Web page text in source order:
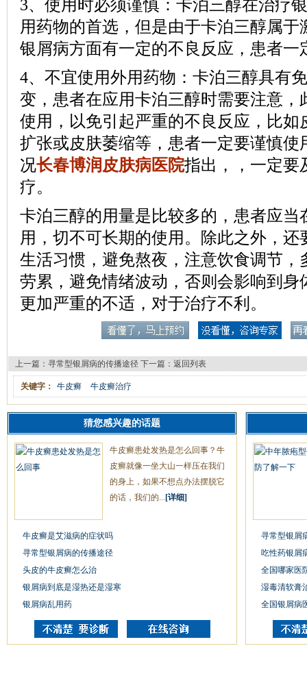
3、使用时必须谨慎：卡泊三醇在治疗
用药物的首选，但是由于卡泊三醇属于
银屑病方面有一定的不良反应，患者一
4、不宜使用外用药物：卡泊三醇具有
变，患者在应用卡泊三醇时需要注意，
使用，以免引起严重的不良反应，比如
扩张或皮肤萎缩等，患者一定要谨慎使
况长春博润皮肤病医院指出，，一定要
疗。
卡泊三醇的用量是比较多的，患者应当
用，切不可长期的使用。除此之外，还
生活习惯，避免熬夜，注意饮食调节，
劳累，避免情绪波动，否则会影响到身
更加严重的不适，对于治疗不利。
上一篇： 寻常型银屑病的传播途径 下一篇： 返回列表
关键字： 牛皮癣 牛皮癣治疗
猜您感兴趣的话题
牛皮癣患处发热是怎么回事？牛
皮癣就像一坐大山一样压在我们
的身上，如果不想点办法摆脱它
的话，我们的... [详细]
牛皮癣是艾滋病的症状吗
寻常型银屑病的传播途径
头皮的牛皮癣怎么治
银屑病到底是湿热还是湿寒
银屑病乱用药
寻常型银屑
吃性药银屑
全国哪家医
湿毒清软膏
全国银屑病